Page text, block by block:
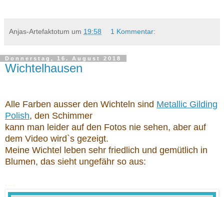
Anjas-Artefaktotum um 19:58 1 Kommentar:
Donnerstag, 16. August 2018
Wichtelhausen
Alle Farben ausser den Wichteln sind Metallic Gilding
Polish, den Schimmer
kann man leider auf den Fotos nie sehen, aber auf
dem Video wird`s gezeigt.
Meine Wichtel leben sehr friedlich und gemütlich in
Blumen, das sieht ungefähr so aus:
....